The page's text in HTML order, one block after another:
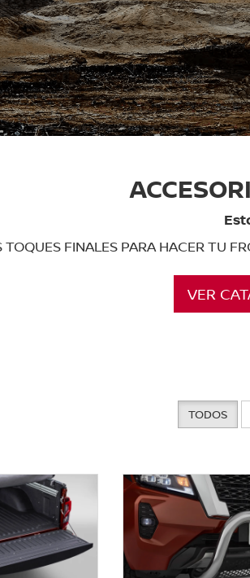
TOQUES FINALES PARA HACER TU
VER
TODOS